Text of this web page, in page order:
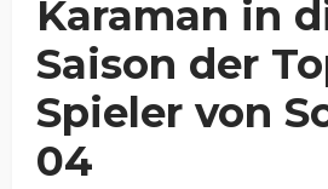
Karaman in
Saison der
Spieler von
04